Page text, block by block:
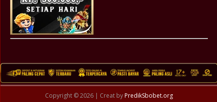
Copyright © 2026 | Creat by PredikSbobet.org